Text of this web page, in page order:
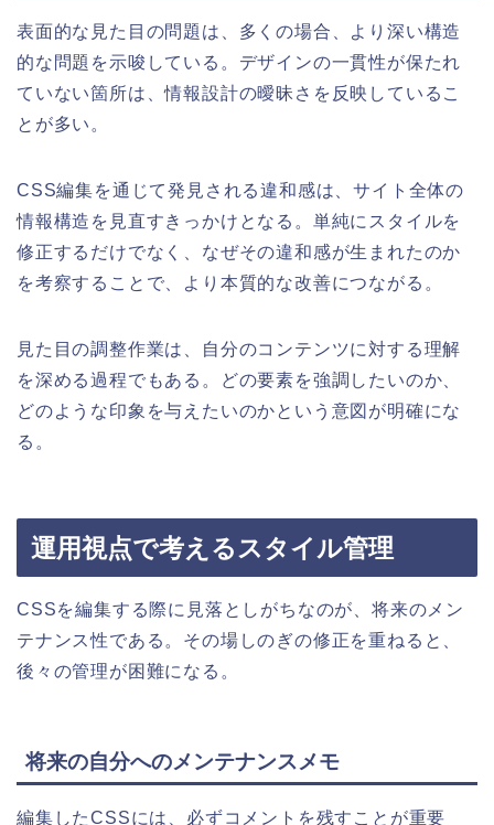
表面的な見た目の問題は、多くの場合、より深い構造
的な問題を示唆している。デザインの一貫性が保たれ
ていない箇所は、情報設計の曖昧さを反映しているこ
とが多い。
CSS編集を通じて発見される違和感は、サイト全体の
情報構造を見直すきっかけとなる。単純にスタイルを
修正するだけでなく、なぜその違和感が生まれたのか
を考察することで、より本質的な改善につながる。
見た目の調整作業は、自分のコンテンツに対する理解
を深める過程でもある。どの要素を強調したいのか、
どのような印象を与えたいのかという意図が明確にな
る。
運用視点で考えるスタイル管理
CSSを編集する際に見落としがちなのが、将来のメン
テナンス性である。その場しのぎの修正を重ねると、
後々の管理が困難になる。
将来の自分へのメンテナンスメモ
編集したCSSには、必ずコメントを残すことが重要